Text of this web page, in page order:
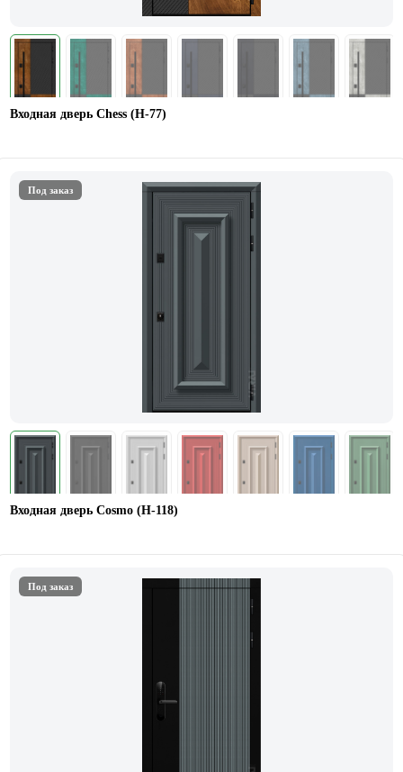
Входная дверь Chess (Н-77)
Под заказ
Входная дверь Cosmo (Н-118)
Под заказ